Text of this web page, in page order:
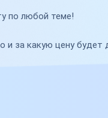
по любой теме!
и за какую цену будет